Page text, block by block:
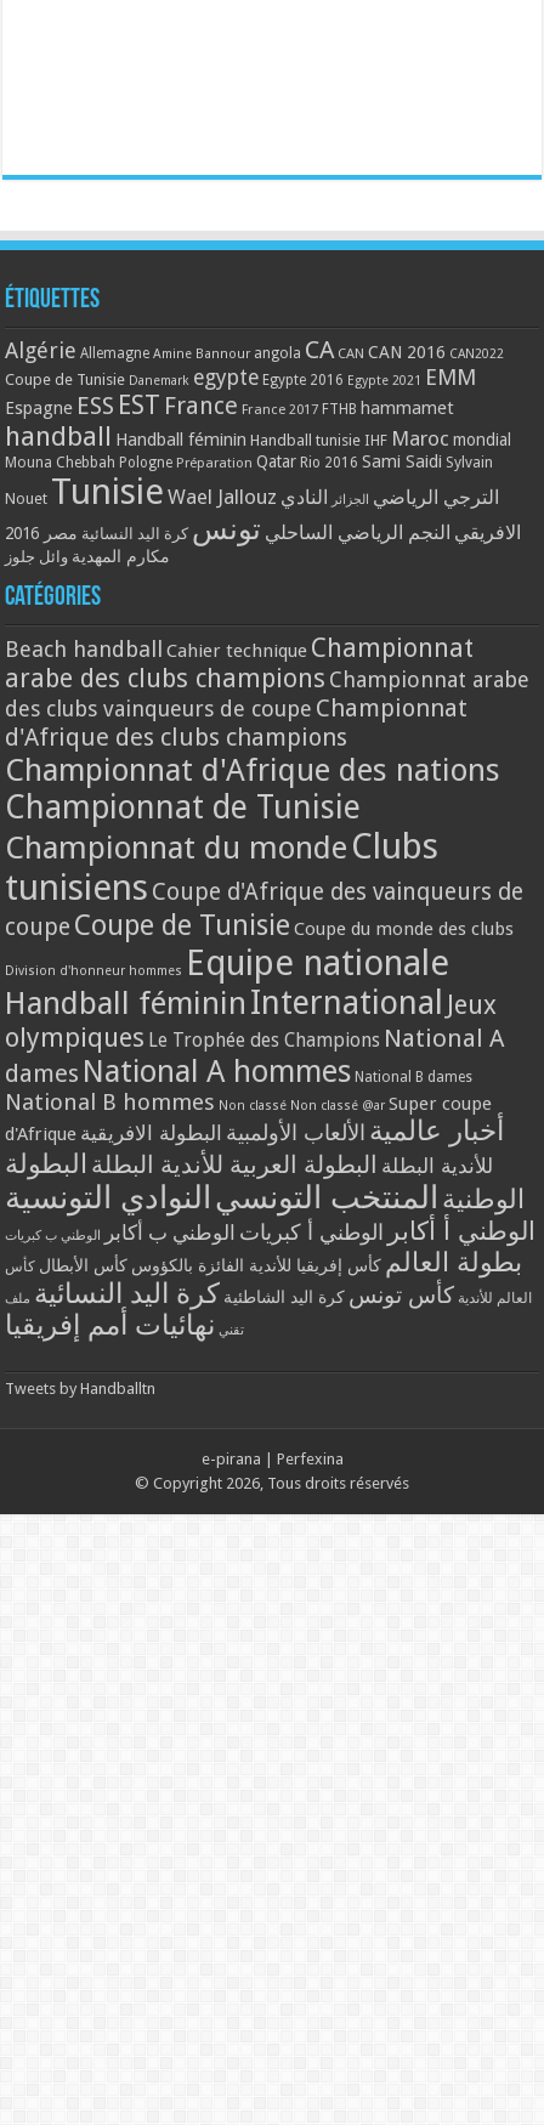
Étiquettes
Algérie Allemagne Amine Bannour angola CA CAN CAN 2016 CAN2022
Coupe de Tunisie Danemark egypte Egypte 2016 Egypte 2021 EMM
Espagne ESS EST France France 2017 FTHB hammamet
handball Handball féminin Handball tunisie IHF Maroc mondial
Mouna Chebbah Pologne Préparation Qatar Rio 2016 Sami Saidi Sylvain
Nouet Tunisie Wael Jallouz الترجي الرياضي الجزائر
النادي
الافريقي النجم الرياضي الساحلي تونس كرة اليد النسائية مصر 2016
مكارم المهدية وائل جلوز
Catégories
Beach handball Cahier technique Championnat
arabe des clubs champions Championnat arabe
des clubs vainqueurs de coupe Championnat
d'Afrique des clubs champions
Championnat d'Afrique des nations
Championnat de Tunisie
Championnat du monde Clubs
tunisiens Coupe d'Afrique des vainqueurs de
coupe Coupe de Tunisie Coupe du monde des clubs
Division d'honneur hommes Equipe nationale
Handball féminin International Jeux
olympiques Le Trophée des Champions National A
dames National A hommes National B dames
National B hommes Non classé Non classé @ar Super coupe
d'Afrique
أخبار عالمية الألعاب الأولمبية البطولة الافريقية
للأندية البطلة البطولة العربية للأندية البطلة البطولة
الوطنية المنتخب التونسي النوادي التونسية
الوطني أ أكابر الوطني أ كبريات الوطني ب أكابر الوطني ب كبريات
بطولة العالم كأس إفريقيا للأندية الفائزة بالكؤوس كأس الأبطال كأس
العالم للأندية كأس تونس كرة اليد الشاطئية كرة اليد النسائية ملف
تقني نهائيات أمم إفريقيا
Tweets by Handballtn
e-pirana
Perfexina
© Copyright 2026, Tous droits réservés